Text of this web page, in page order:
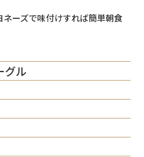
ーズで味付けすれば簡単朝食
グル